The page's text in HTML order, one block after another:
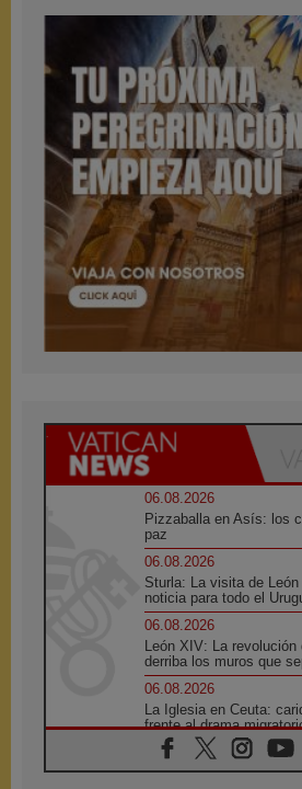
06.08.2026
Pizzaballa en Asís: los
paz
06.08.2026
Sturla: La visita de
noticia para todo el
06.08.2026
León XIV: La revolución
derriba los muros que
06.08.2026
La Iglesia en Ceuta:
frente al drama
06.08.2026
La visita del Papa a